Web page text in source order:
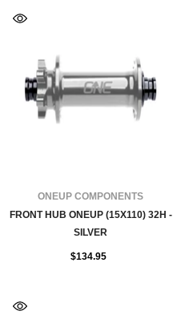
FOURNISSEUR:
ONEUP COMPONENTS
FRONT HUB ONEUP (15X110) 32H -
SILVER
$134.95